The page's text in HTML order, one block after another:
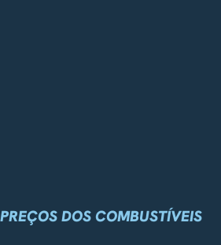
PREÇOS DOS COMBUSTÍVEIS